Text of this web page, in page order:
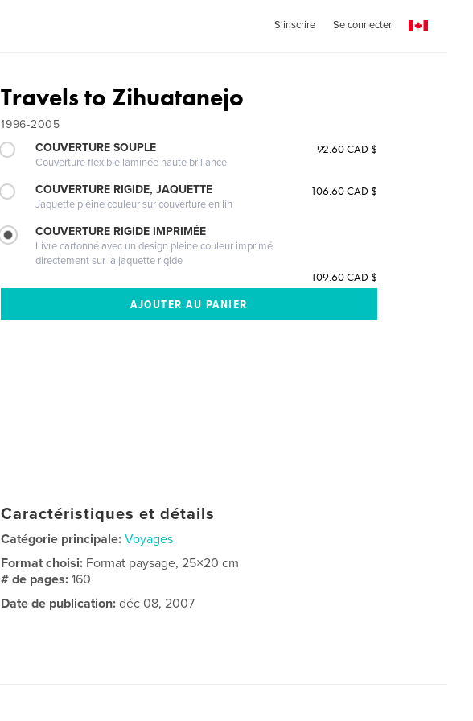
S'inscrire Se connecter
Travels to Zihuatanejo
1996-2005
COUVERTURE SOUPLE
Couverture flexible laminée haute brillance
92.60 CAD $
COUVERTURE RIGIDE, JAQUETTE
Jaquette pleine couleur sur couverture en lin
106.60 CAD $
COUVERTURE RIGIDE IMPRIMÉE
Livre cartonné avec un design pleine couleur imprimé
directement sur la jaquette rigide
109.60 CAD $
Caractéristiques et détails
Catégorie principale: Voyages
Format choisi: Format paysage, 25×20 cm
# de pages:160
Date de publication: déc 08, 2007